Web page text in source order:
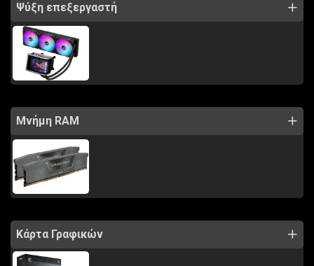
Ψύξη επεξεργαστή
Μνήμη RAM
Κάρτα Γραφικών